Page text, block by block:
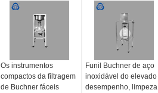
Os instrumentos
compactos da filtragem
de Buchner fáceis
Funil Buchner de aço
inoxidável do elevado
desempenho, limpeza